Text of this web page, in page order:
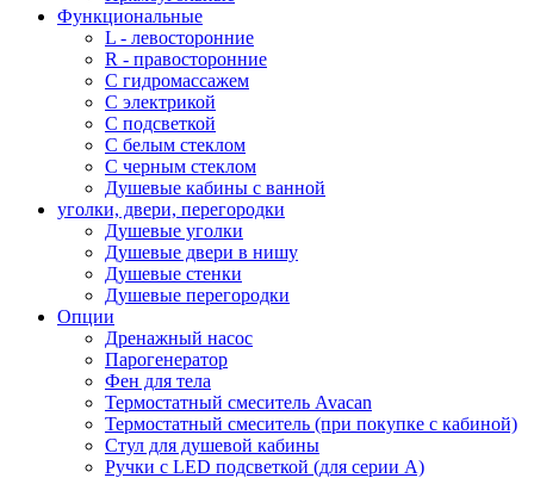
Функциональные
L - левосторонние
R - правосторонние
С гидромассажем
С электрикой
С подсветкой
С белым стеклом
С черным стеклом
Душевые кабины с ванной
уголки, двери, перегородки
Душевые уголки
Душевые двери в нишу
Душевые стенки
Душевые перегородки
Опции
Дренажный насос
Парогенератор
Фен для тела
Термостатный смеситель Avacan
Термостатный смеситель (при покупке с кабиной)
Стул для душевой кабины
Ручки с LED подсветкой (для серии A)